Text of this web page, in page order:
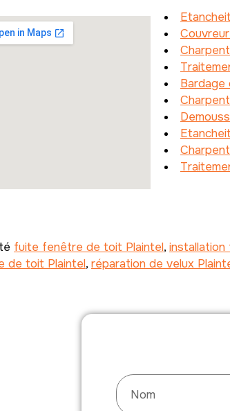
Bardage
fuite fenêtre de toit Plaintel,
de toit Plaintel, réparation de velux